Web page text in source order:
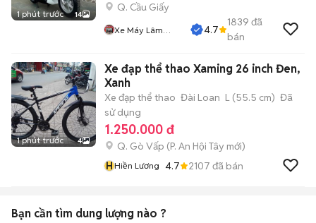
1 phút trước 14
Q. Cầu Giấy
Xe Máy Lâm
4.7
1839 đã
bán
1 phút trước 4
Xe đạp thể thao Xaming 26 inch Đen,
Xanh
Xe đạp thể thao Đài Loan L (55.5 cm) Đã
sử dụng
1.250.000 đ
Q. Gò Vấp (P. An Hội Tây mới)
HHiền Lương 4.7 2107 đã bán
Bạn cần tìm dung lượng nào ?